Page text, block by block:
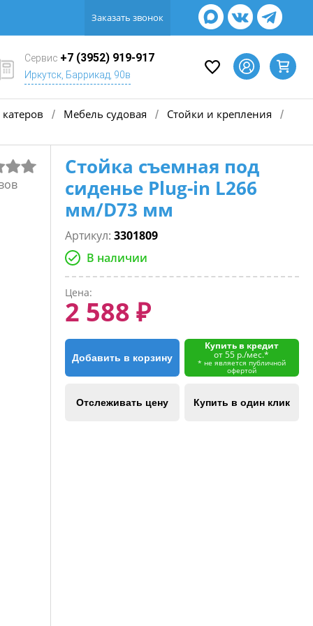
Заказать звонок
Сервис +7 (3952) 919-917
Иркутск, Баррикад, 90в
/ Мебель судовая / Стойки и крепления /
Стойка съемная под
сиденье Plug-in L266
мм/D73 мм
Артикул: 3301809
В наличии
Цена:
2 588 ₽
Добавить в корзину
Купить в кредит
от 55 р./мес.*
* не является публичной
офертой
Отслеживать цену Купить в один клик